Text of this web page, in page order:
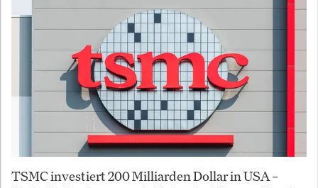
TSMC investiert 200 Milliarden Dollar in USA –